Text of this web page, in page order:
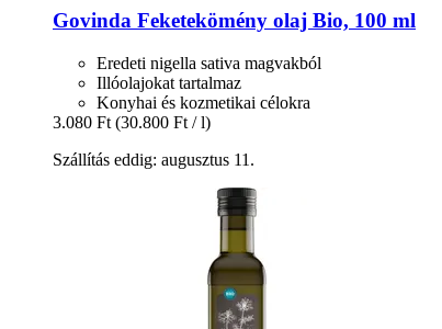
Govinda Feketekömény olaj Bio, 100 ml
Eredeti nigella sativa magvakból
Illóolajokat tartalmaz
Konyhai és kozmetikai célokra
3.080 Ft (30.800 Ft / l)
Szállítás eddig: augusztus 11.